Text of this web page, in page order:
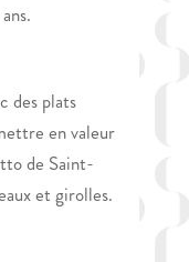
des plats
en valeur
de Saint-
et girolles.